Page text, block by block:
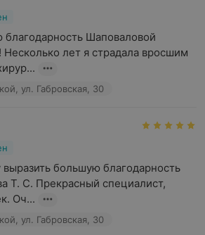
благодарность Шаповаловой
Несколько лет я страдала вросшим
ул. Габровская, 30
выразить большую благодарность
Т. С. Прекрасный специалист,
Оч...
ул. Габровская, 30